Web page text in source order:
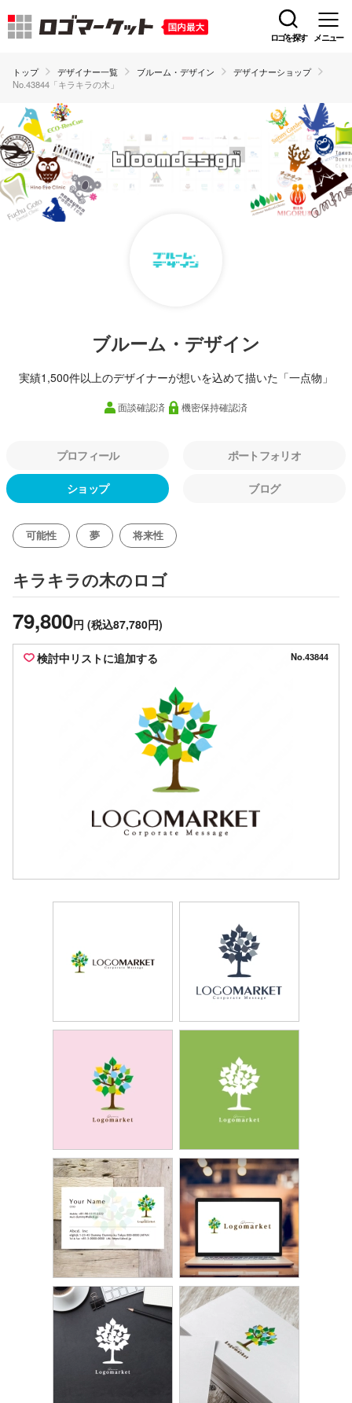
ロゴを探す メニュー
トップ デザイナー一覧 ブルーム・デザイン
デザイナーショップ
No.43844「キラキラの木」
ブルーム・デザイン
実績1,500件以上のデザイナーが想いを込めて描いた「一点物」
面談確認済 機密保持確認済
プロフィール ポートフォリオ
ショップ ブログ
可能性 夢 将来性
キラキラの木のロゴ
79,800円 (税込87,780円)
検討中リストに追加する No.43844